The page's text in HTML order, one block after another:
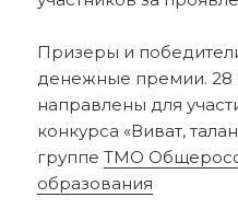
Призеры и
денежные премии. 28
направлены для
конкурса «Виват,
группеТМО
образования